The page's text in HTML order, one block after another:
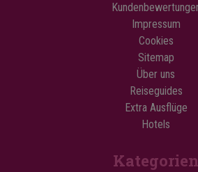
Impressum
Cookies
Sitemap
Über uns
Reiseguides
Extra Ausflüge
Hotels
Kategorien